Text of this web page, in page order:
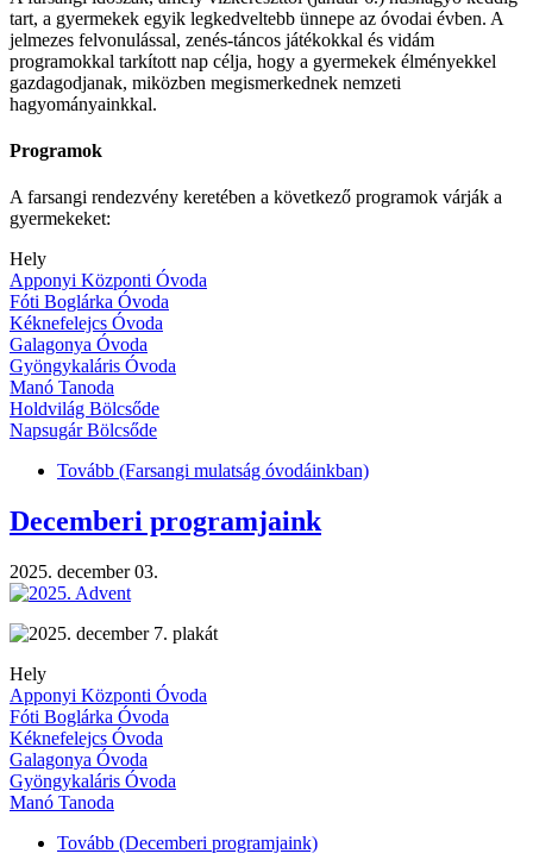
tart, a gyermekek egyik legkedveltebb ünnepe az óvodai évben. A
jelmezes felvonulással, zenés-táncos játékokkal és vidám
programokkal tarkított nap célja, hogy a gyermekek élményekkel
gazdagodjanak, miközben megismerkednek nemzeti
hagyományainkkal.
Programok
A farsangi rendezvény keretében a következő programok várják a
gyermekeket:
Hely
Apponyi Központi Óvoda
Fóti Boglárka Óvoda
Kéknefelejcs Óvoda
Galagonya Óvoda
Gyöngykaláris Óvoda
Manó Tanoda
Holdvilág Bölcsőde
Napsugár Bölcsőde
Tovább (Farsangi mulatság óvodáinkban)
Decemberi programjaink
2025. december 03.
Hely
Apponyi Központi Óvoda
Fóti Boglárka Óvoda
Kéknefelejcs Óvoda
Galagonya Óvoda
Gyöngykaláris Óvoda
Manó Tanoda
Tovább (Decemberi programjaink)